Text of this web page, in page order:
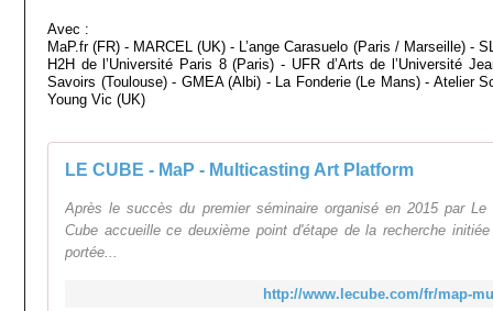
Avec :
MaP.fr (FR) - MARCEL (UK) - L’ange Carasuelo (Paris / Marseille) -
H2H de l’Université Paris 8 (Paris) - UFR d’Arts de l’Université
Savoirs (Toulouse) - GMEA (Albi) - La Fonderie (Le Mans) - Atelier
Young Vic (UK)
LE CUBE - MaP - Multicasting Art Platform
Après le succès du premier séminaire organisé en 2015 par Le
Cube accueille ce deuxième point d'étape de la recherche
portée...
http://www.lecube.com/fr/map-